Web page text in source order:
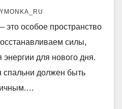
это особое пространство
силы,
для нового дня.
спальни должен быть